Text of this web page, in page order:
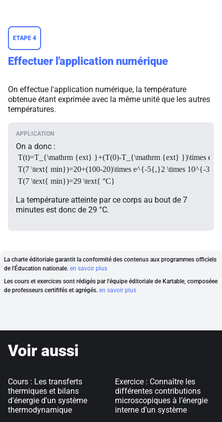
ETAPE 4
Effectuer l'application numérique
On effectue l'application numérique, la température
obtenue étant exprimée avec la même unité que les autres
températures.
On a donc :
T(t)=T_{\mathrm {ext} }+(T(0)-T_{\mathrm {ext} })\times
T(7 \text{ min})=20+(100-20)\times e^{-5{,}2 \times 10^{-3}
T(7 \text{ min})=29 \text{ °C}
La température atteinte par ce corps au bout de 7
minutes est donc de 29 °C.
La charte éditoriale garantit la conformité des contenus aux programmes officiels
de l'Éducation nationale. en savoir plus
Les cours et exercices sont rédigés par l'équipe éditoriale de Kartable, composéee
de professeurs certififés et agrégés. en savoir plus
Voir aussi
Cours : Les transferts
thermiques et bilans
d'énergie d'un système
thermodynamique
Exercice : Connaître les
différentes contributions
microscopiques à l’énergie
interne d’un système